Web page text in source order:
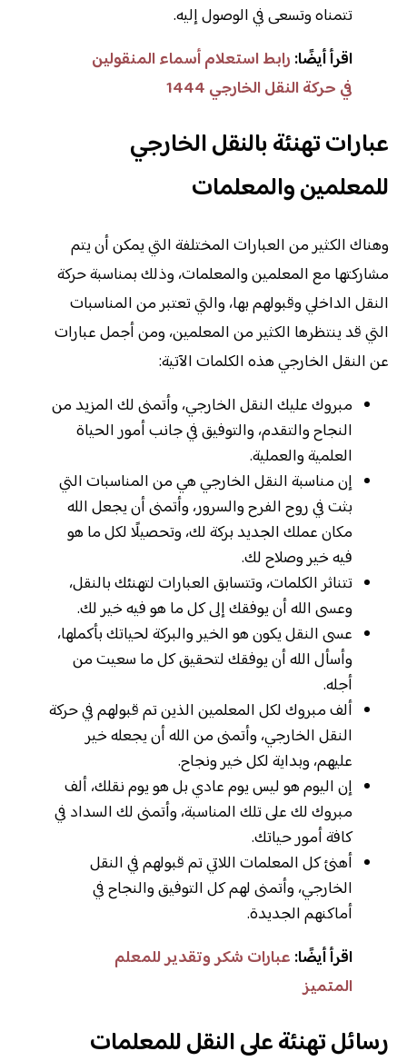
تتمناه وتسعى في الوصول إليه.
اقرأ أيضًا: رابط استعلام أسماء المنقولين
في حركة النقل الخارجي 1444
عبارات تهنئة بالنقل الخارجي
للمعلمين والمعلمات
وهناك الكثير من العبارات المختلفة التي يمكن أن يتم
مشاركتها مع المعلمين والمعلمات، وذلك بمناسبة حركة
النقل الداخلي وقبولهم بها، والتي تعتبر من المناسبات
التي قد ينتظرها الكثير من المعلمين، ومن أجمل عبارات
عن النقل الخارجي هذه الكلمات الآتية:
مبروك عليك النقل الخارجي، وأتمنى لك المزيد من
النجاح والتقدم، والتوفيق في جانب أمور الحياة
العلمية والعملية.
إن مناسبة النقل الخارجي هي من المناسبات التي
بثت في روح الفرح والسرور، وأتمنى أن يجعل الله
مكان عملك الجديد بركة لك، وتحصيلًا لكل ما هو
فيه خير وصلاح لك.
تتناثر الكلمات، وتتسابق العبارات لتهنئك بالنقل،
وعسى الله أن يوفقك إلى كل ما هو فيه خير لك.
عسى النقل يكون هو الخير والبركة لحياتك بأكملها،
وأسأل الله أن يوفقك لتحقيق كل ما سعيت من
أجله.
ألف مبروك لكل المعلمين الذين تم قبولهم في حركة
النقل الخارجي، وأتمنى من الله أن يجعله خير
عليهم، وبداية لكل خير ونجاح.
إن اليوم هو ليس يوم عادي بل هو يوم نقلك، ألف
مبروك لك على تلك المناسبة، وأتمنى لك السداد في
كافة أمور حياتك.
أهنئ كل المعلمات اللاتي تم قبولهم في النقل
الخارجي، وأتمنى لهم كل التوفيق والنجاح في
أماكنهم الجديدة.
اقرأ أيضًا: عبارات شكر وتقدير للمعلم
المتميز
رسائل تهنئة على النقل للمعلمات